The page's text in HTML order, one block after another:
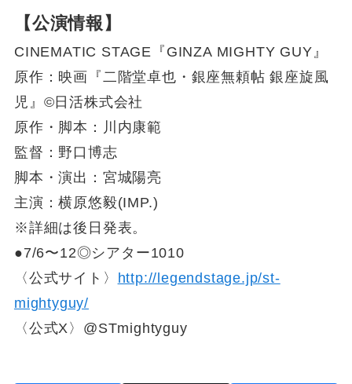
【公演情報】
CINEMATIC STAGE『GINZA MIGHTY GUY』
原作：映画『二階堂卓也・銀座無頼帖 銀座旋風
児』©日活株式会社
原作・脚本：川内康範
監督：野口博志
脚本・演出：宮城陽亮
主演：横原悠毅(IMP.)
※詳細は後日発表。
●7/6〜12◎シアター1010
〈公式サイト〉 http://legendstage.jp/st-
mightyguy/
〈公式X〉@STmightyguy